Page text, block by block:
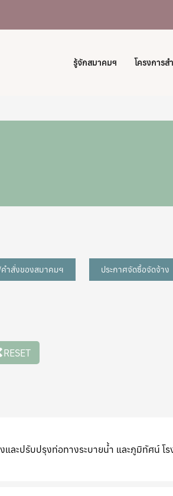
รู้จักสมาคมฯ โครงการ
คำสั่งของสมาคมฯ ประกาศจัดซื้อจัดจ้าง
RESET
ละปรับปรุงท่อทางระบายน้ำ และภูมิทัศน์ โ